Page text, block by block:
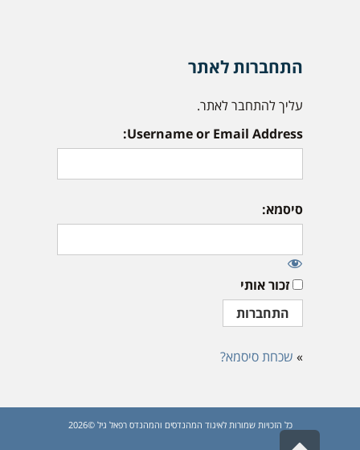
התחברות לאתר
עליך להתחבר לאתר.
Username or Email Address:
סיסמא:
זכור אותי
» שכחת סיסמא?
כל הזכויות שמורות לאיגוד המהנדסים והמהנדס רפאל גיל ©2026